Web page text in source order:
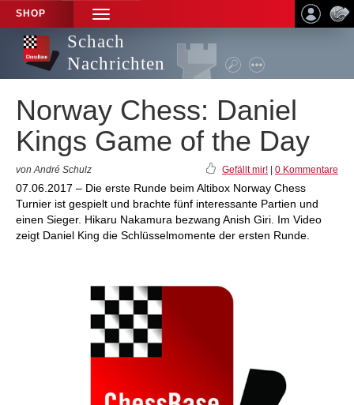
SHOP
TOGGLE
NAVIGATION
Schach
Nachrichten
Norway Chess: Daniel
Kings Game of the Day
von André Schulz Gefällt mir! 0 Kommentare
07.06.2017 – Die erste Runde beim Altibox Norway Chess
Turnier ist gespielt und brachte fünf interessante Partien und
einen Sieger. Hikaru Nakamura bezwang Anish Giri. Im Video
zeigt Daniel King die Schlüsselmomente der ersten Runde.